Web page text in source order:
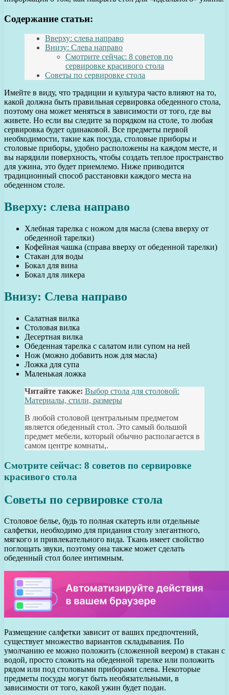
Содержание статьи:
Вверху: слева направо
Внизу: Слева направо
Смотрите сейчас: 8 советов по
сервировке красивого стола
Советы по сервировке стола
Имейте в виду, что традиции и культура часто влияют на то,
какой должна быть правильная сервировка обеденного стола,
поэтому она может меняться в зависимости от того, где вы
живете. Но если вы следите за порядком на столе, то любая
сервировка будет одинаковой. Все предметы первой
необходимости, такие как посуда, столовые приборы и
столовые приборы, удобно расположены на каждом месте, и
вы нарядили поверхность, чтобы создать теплое пространство
для ужина, это будет приемлемо. Ниже приводится
традиционный способ расстановки каждого места на
обеденном столе.
Вверху: слева направо
Хлебная тарелка с ножом для масла (слева вверху от
обеденной тарелки)
Кофейная чашка (справа вверху от обеденной тарелки)
Стакан для воды
Бокал для вина
Бокал для ликера
Внизу: Слева направо
Салатная вилка
Столовая вилка
Десертная вилка
Обеденная тарелка с салатом или супом на ней
Нож (можно добавить нож для масла)
Ложка для супа
Маленькая ложка
Читайте также: Выбор стола для столовой:
Материалы, стили, размеры
В любой столовой центральным предметом
является обеденный стол. Это самый большой
предмет мебели, который обычно располагается в
самом центре комнаты,.
Смотрите сейчас: 8 советов по сервировке
красивого стола
Советы по сервировке стола
Столовое белье, будь то полная скатерть или отдельные
салфетки, необходимо для придания столу элегантного,
мягкого и привлекательного вида. Ткань имеет свойство
поглощать звуки, поэтому она также может сделать
обеденный стол более интимным.
Размещение салфетки зависит от ваших предпочтений,
существует множество вариантов складывания. По
умолчанию ее можно положить (сложенной веером) в стакан с
водой, просто сложить на обеденной тарелке или положить
рядом или под столовыми приборами слева. Некоторые
предметы посуды могут быть необязательными, в
зависимости от того, какой ужин будет подан.